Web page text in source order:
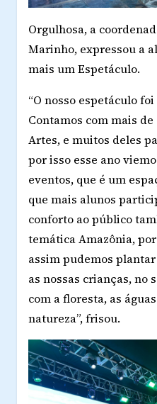
Orgulhosa, a
Marinho, expressou a
mais um Espetáculo.
“O nosso espetáculo
Contamos com mais
Artes, e muitos deles
por isso esse ano
eventos, que é um
que mais alunos
conforto ao público
temática Amazônia, por
assim pudemos
as nossas crianças, no
com a floresta, as
natureza”, frisou.